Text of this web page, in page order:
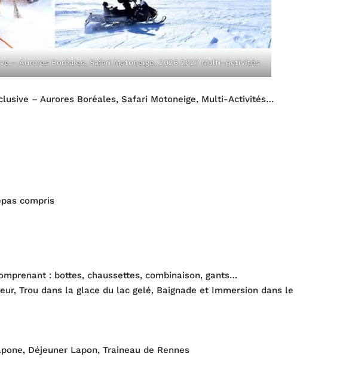
– Aurores Boréales, Safari Motoneige, 2026 2027 Multi-Activités
– Aurores Boréales, Safari Motoneige, Multi-Activités…
compris
: bottes, chaussettes, combinaison, gants…
Trou dans la glace du lac gelé, Baignade et Immersion dans le
Déjeuner Lapon, Traineau de Rennes